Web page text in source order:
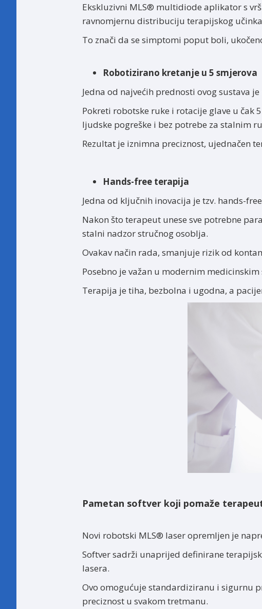
Ekskluzivni MLS® multidiode aplikator s
ravnomjernu distribuciju terapijskog
To znači da se simptomi poput boli,
Robotizirano kretanje u 5 smjerova
Jedna od najvećih prednosti ovog sustava
Pokreti robotske ruke i rotacije glave u čak
ljudske pogreške i bez potrebe za stalnim
Rezultat je iznimna preciznost, ujednačen
Hands-free terapija
Jedna od ključnih inovacija je tzv. hands-
Nakon što terapeut unese sve potrebne
stalni nadzor stručnog osoblja.
Ovakav način rada, smanjuje rizik od
Posebno je važan u modernim
Terapija je tiha, bezbolna i ugodna, a
Pametan softver koji pomaže
Novi robotski MLS® laser opremljen je
Softver sadrži unaprijed definirane
lasera.
Ovo omogućuje standardiziranu i sigurnu
preciznost u svakom tretmanu.